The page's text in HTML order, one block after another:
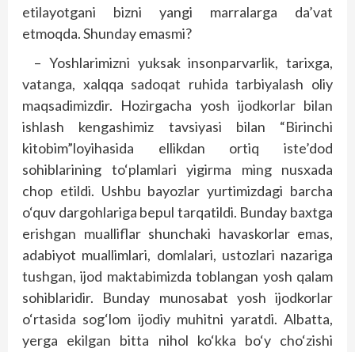
etilayotgani bizni yangi marralarga da’vat
etmoqda. Shunday emasmi?
– Yoshlarimizni yuksak insonparvarlik, tarixga,
vatanga, xalqqa sadoqat ruhida tarbiyalash oliy
maqsadimizdir. Hozirgacha yosh ijodkorlar bilan
ishlash kengashimiz tavsiyasi bilan “Birinchi
kitobim”loyihasida ellikdan ortiq iste’dod
sohiblarining to‘plamlari yigirma ming nusxada
chop etildi. Ushbu bayozlar yurtimizdagi barcha
o‘quv dargohlariga bepul tarqatildi. Bunday baxtga
erishgan mualliflar shunchaki havaskorlar emas,
adabiyot muallimlari, domlalari, ustozlari nazariga
tushgan, ijod maktabimizda toblangan yosh qalam
sohiblaridir. Bunday munosabat yosh ijodkorlar
o‘rtasida sog‘lom ijodiy muhitni yaratdi. Albatta,
yerga ekilgan bitta nihol ko‘kka bo‘y cho‘zishi